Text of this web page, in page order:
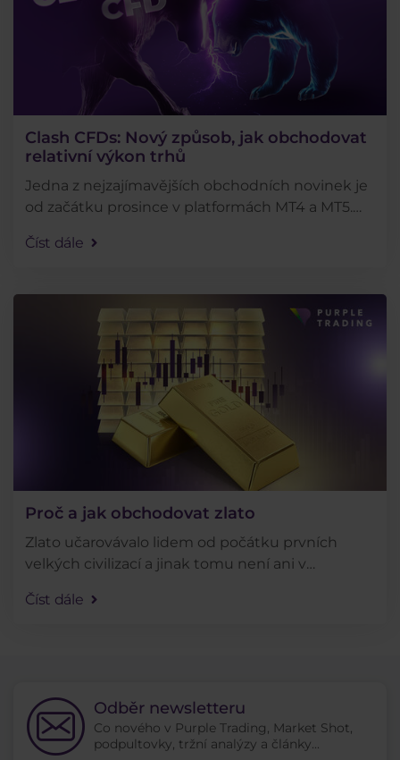
Clash CFDs: Nový způsob, jak obchodovat
relativní výkon trhů
Jedna z nejzajímavějších obchodních novinek je
od začátku prosince v platformách MT4 a MT5.
traderům, kteří chtějí naplno diverzifikovat své
Číst dále
Proč a jak obchodovat zlato
Zlato učarovávalo lidem od počátku prvních
velkých civilizací a jinak tomu není ani v
dnešní době? A co je pravdy na tom, že by tento
Číst dále
Odběr newsletteru
Co nového v Purple Trading, Market Shot,
podpultovky, tržní analýzy a články...